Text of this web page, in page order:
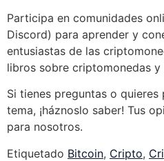
Participa en comunidades
Discord) para aprender y
entusiastas de las
libros sobre criptomonedas y
Si tienes preguntas o
tema, ¡háznoslo saber! Tus
para nosotros.
Etiquetado Bitcoin, Cripto,